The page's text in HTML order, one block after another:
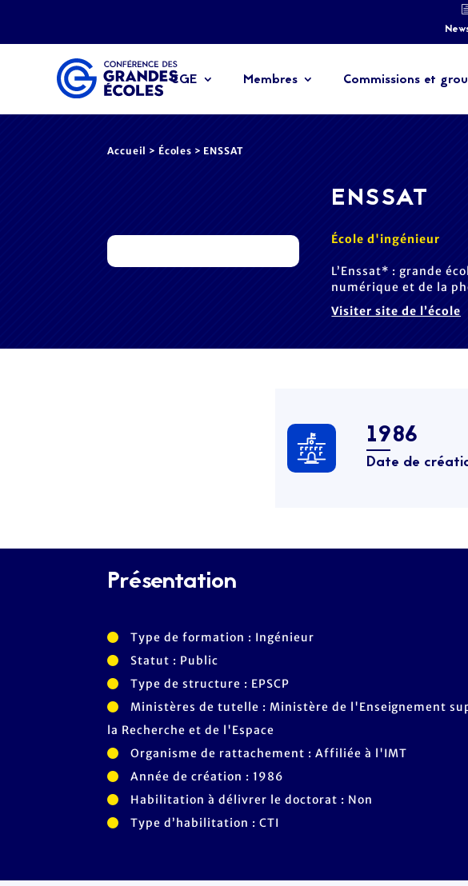
CGE Membres Commissions et
Accueil > Écoles > ENSSAT
ENSSAT
École d'ingénieur
L’Enssat* : grande
numérique et de la
Visiter site de l’école
1986
Date de
Présentation
Type de formation : Ingénieur
Statut : Public
Type de structure : EPSCP
Ministères de tutelle : Ministère de l'Enseignement
la Recherche et de l'Espace
Organisme de rattachement : Affiliée à l'IMT
Année de création : 1986
Habilitation à délivrer le doctorat : Non
Type d’habilitation : CTI